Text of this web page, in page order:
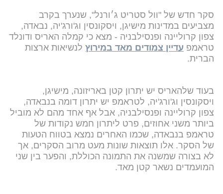
סקר חדש של "וול סטריט ג׳ורנל", שנערך בקרב
מצביעים במדינות מישיגן, ויסקונסין וג'ורג'יה, נבאדה,
צפון קרוליינה ופנסילבניה - מצא כי קמלה האריס ודונלד
טראמפ עדיין צמודים מאד במירוץ לנשיאות ארצות
הברית.
בעוד שלהאריס יש יתרון קטן באריזונה, מישיגן,
ויסקונסין וג'ורג'יה, לטראמפ יש יתרון דומה בנבאדה,
צפון קרוליינה ופנסילבניה, אבל אף אחד מהם לא מוביל
ביותר משני אחוזים, פרט ליתרון חמש נקודות של
טראמפ בנבאדה, שכמו האחרים נמצא בטווח הטעות
של הסקר. אלו תוצאות שונות מעט מרוב הסקרים, אך
לא בצורה שמשנה את התמונה הכוללת, והפער בין שני
המועמדים נשאר קטן מאד.